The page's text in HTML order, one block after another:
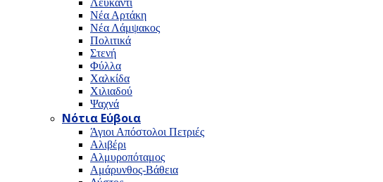
Λευκαντί
Νέα Αρτάκη
Νέα Λάμψακος
Πολιτικά
Στενή
Φύλλα
Χαλκίδα
Χιλιαδού
Ψαχνά
Νότια Εύβοια
Άγιοι Απόστολοι Πετριές
Αλιβέρι
Αλμυροπόταμος
Αμάρυνθος-Βάθεια